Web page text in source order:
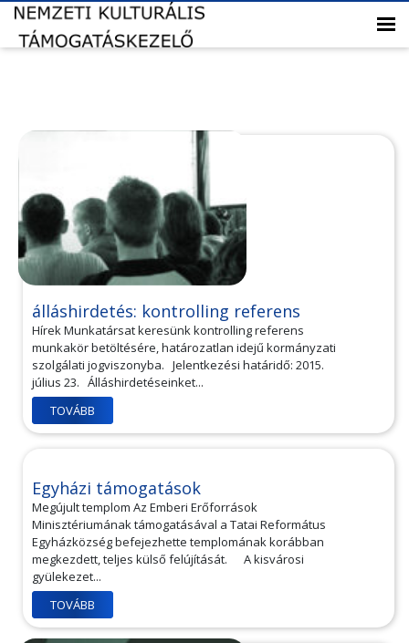
álláshirdetés: kontrolling referens
Hírek Munkatársat keresünk kontrolling referens
munkakör betöltésére, határozatlan idejű kormányzati
szolgálati jogviszonyba. Jelentkezési határidő: 2015.
július 23. Álláshirdetéseinket...
TOVÁBB
Egyházi támogatások
Megújult templom Az Emberi Erőforrások
Minisztériumának támogatásával a Tatai Református
Egyházközség befejezhette templomának korábban
megkezdett, teljes külső felújítását. A kisvárosi
gyülekezet...
TOVÁBB